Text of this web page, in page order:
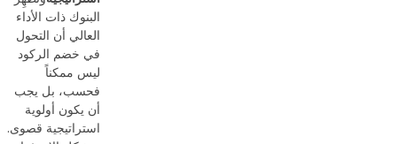
البنوك ذات الأداء
العالي أن التحول
في خضم الركود
ليس ممكناً
فحسب، بل يجب
أن يكون أولوية
استراتيجية قصوى.